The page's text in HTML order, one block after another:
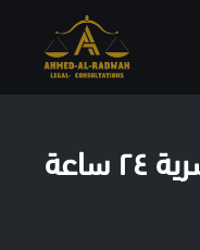
استشارات أسرية ٢٤ ساعة